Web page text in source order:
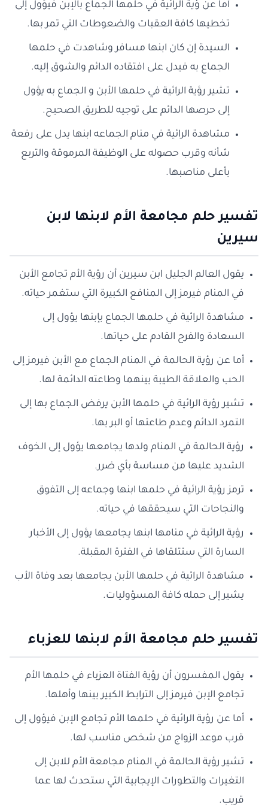
أما عن ؤية الرائية في حلمها الجماع بالإبن فيؤول إلى
تخطيها كافة العقبات والضعوطات التي تمر بها.
السيدة إن كان ابنها مسافر وشاهدت في حلمها
الجماع به فيدل على افتقاده الدائم والشوق إليه.
تشير رؤية الرائية في حلمها الأبن و الجماع به يؤول
إلى حرصها الدائم على توجيه للطريق الصحيح.
مشاهدة الرائية في منام الجماعه ابنها يدل على رفعة
شأنه وقرب حصوله على الوظيفة المرموقة والتربع
بأعلى مناصبها.
تفسير حلم مجامعة الأم لابنها لابن
سيرين
يقول العالم الجليل ابن سيرين أن رؤية الأم تجامع الأبن
في المنام فيرمز إلى المنافع الكبيرة التي ستغمر حياته.
مشاهدة الرائية في حلمها الجماع بإبنها يؤول إلى
السعادة والفرح القادم على حياتها.
أما عن رؤية الحالمة في المنام الجماع مع الأبن فيرمز إلى
الحب والعلاقة الطيبة بينهما وطاعته الدائمة لها.
تشير رؤية الرائية في حلمها الأبن يرفض الجماع بها إلى
التمرد الدائم وعدم طاعتها أو البر بها.
رؤية الحالمة في المنام ولدها يجامعها يؤول إلى الخوف
الشديد عليها من مساسة بأي ضرر.
ترمز رؤية الرائية في حلمها ابنها وجماعه إلى التفوق
والنجاحات التي سيحققها في حياته.
رؤية الرائية في منامها ابنها يجامعها يؤول إلى الأخبار
السارة التي ستتلقاها في الفترة المقبلة.
مشاهدة الرائية في حلمها الأبن يجامعها بعد وفاة الأب
يشير إلى حمله كافة المسؤوليات.
تفسير حلم مجامعة الأم لابنها للعزباء
يقول المفسرون أن رؤية الفتاة العزباء في حلمها الأم
تجامع الإبن فيرمز إلى الترابط الكبير بينها وأهلها.
أما عن رؤية الرائية في حلمها الأم تجامع الإبن فيؤول إلى
قرب موعد الزواج من شخص مناسب لها.
تشير رؤية الحالمة في المنام مجامعة الأم للابن إلى
التغيرات والتطورات الإيجابية التي ستحدث لها عما
قريب.